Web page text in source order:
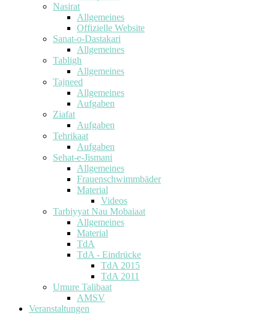
Nasirat
Allgemeines
Offizielle Website
Sanat-o-Dastakari
Allgemeines
Tabligh
Allgemeines
Tajneed
Allgemeines
Aufgaben
Ziafat
Aufgaben
Tehrikaat
Aufgaben
Sehat-e-Jismani
Allgemeines
Frauenschwimmbäder
Material
Videos
Tarbiyyat Nau Mobaiaat
Allgemeines
Material
TdA
TdA - Eindrücke
TdA 2015
TdA 2011
Umure Talibaat
AMSV
Veranstaltungen